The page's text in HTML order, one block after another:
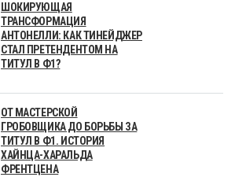
ШОКИРУЮЩАЯ
ТРАНСФОРМАЦИЯ
АНТОНЕЛЛИ: КАК ТИНЕЙДЖЕР
СТАЛ ПРЕТЕНДЕНТОМ НА
ТИТУЛ В Ф1?
ОТ МАСТЕРСКОЙ
ГРОБОВЩИКА ДО БОРЬБЫ ЗА
ТИТУЛ В Ф1. ИСТОРИЯ
ХАЙНЦА-ХАРАЛЬДА
ФРЕНТЦЕНА